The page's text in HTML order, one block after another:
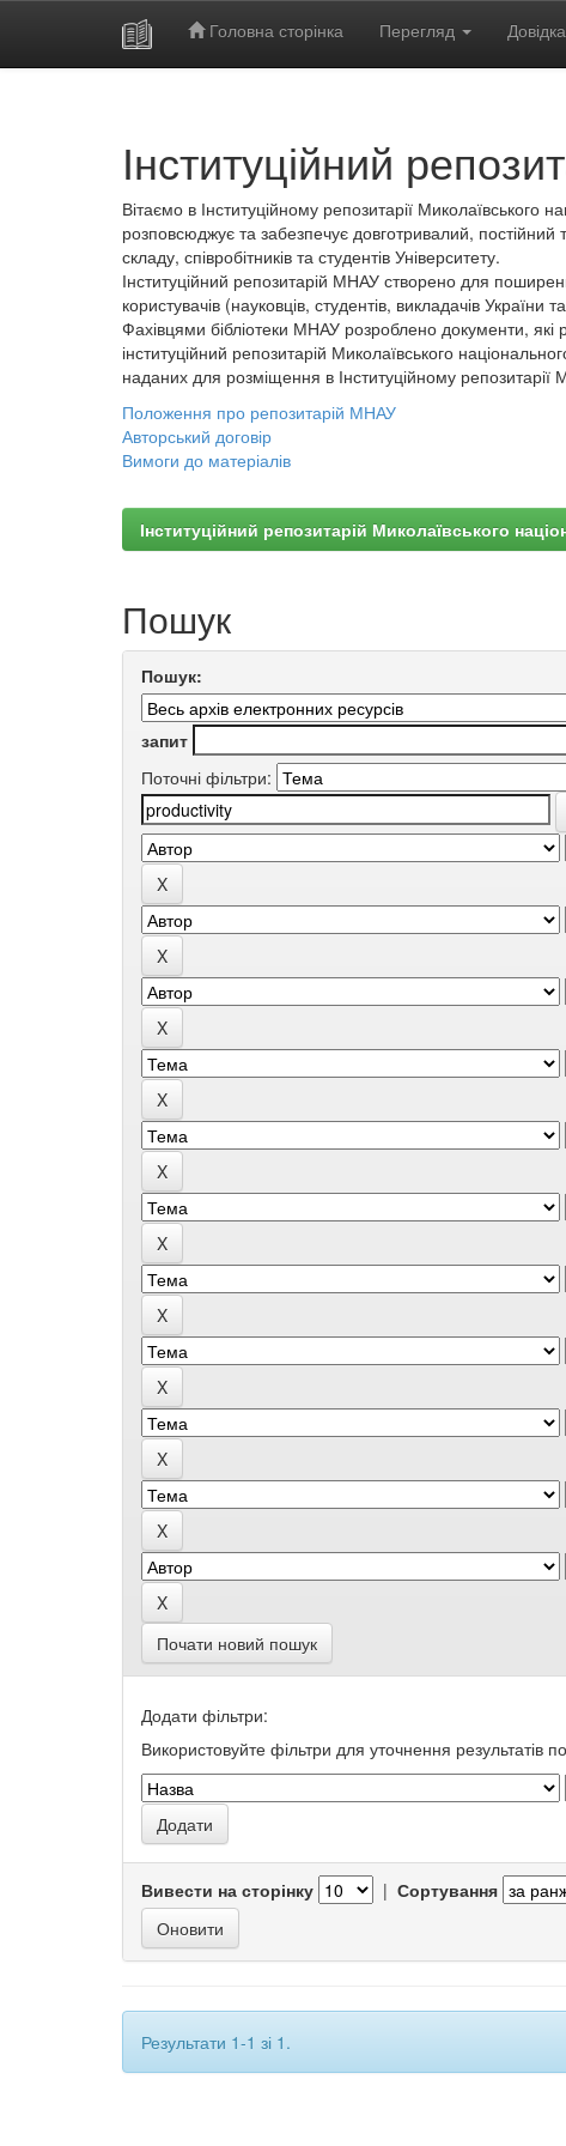
Головна сторінка Перегляд Довідка
Інституційний
Вітаємо в Інституційному репозитарії Миколаївського
розповсюджує та забезпечує довготривалий,
складу, співробітників та студентів Університету.
Інституційний репозитарій МНАУ створено для
користувачів (науковців, студентів, викладачів України
Фахівцями бібліотеки МНАУ розроблено документи,
інституційний репозитарій Миколаївського
наданих для розміщення в Інституційному репозитарії
Положення про репозитарій МНАУ
Авторський договір
Вимоги до матеріалів
Інституційний репозитарій Миколаївського
Пошук
Пошук:
запит
Поточні фільтри:
Почати новий пошук
Додати фільтри:
Використовуйте фільтри для уточнення результатів
Вивести на сторінку | Сортування
Результати 1-1 зі 1.